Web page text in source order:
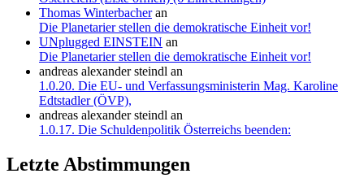
Thomas Winterbacheran
Die Planetarier stellen die demokratische Einheit vor!
UNplugged EINSTEIN an
Die Planetarier stellen die demokratische Einheit vor!
andreas alexander steindl an
1.0.20. Die EU- und Verfassungsministerin Mag. Karoline
Edtstadler (ÖVP),
andreas alexander steindl an
1.0.17. Die Schuldenpolitik Österreichs beenden:
Letzte Abstimmungen